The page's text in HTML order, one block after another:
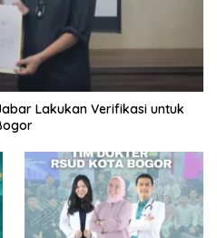
Lakukan Verifikasi untuk